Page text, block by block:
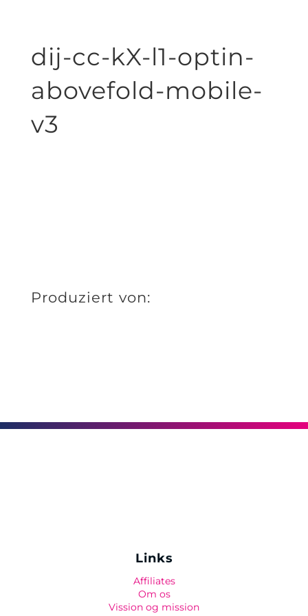
dij-cc-kX-l1-optin-
abovefold-mobile-
v3
Produziert von:
Links
Affiliates
Om os
Vission og mission